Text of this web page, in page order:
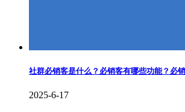
社群必销客是什么？必销客有哪些功能？必
2025-6-17